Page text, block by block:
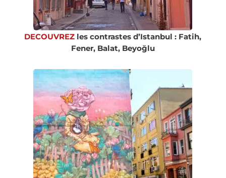
DECOUVREZ les contrastes d’Istanbul : Fatih,
Fener, Balat, Beyoğlu